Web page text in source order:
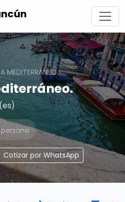
MEDITERRÁNEO.
persona
Cotizar por WhatsApp